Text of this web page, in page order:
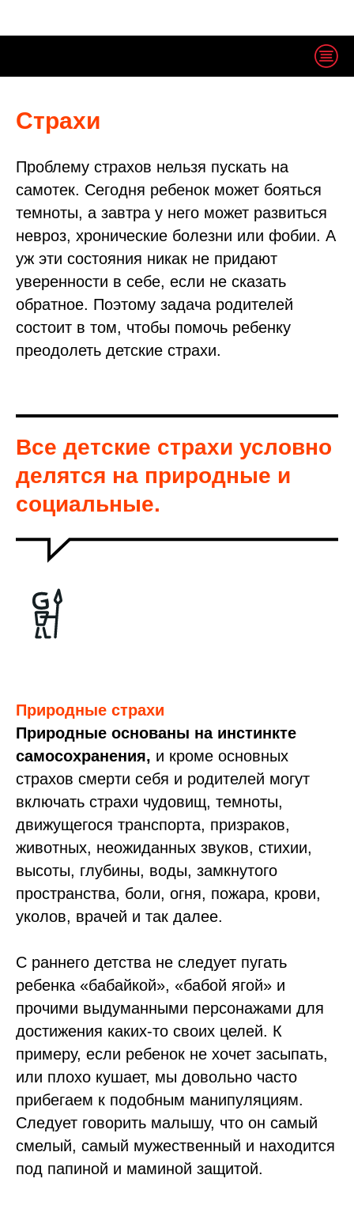
Страхи
Проблему страхов нельзя пускать на
самотек. Сегодня ребенок может бояться
темноты, а завтра у него может развиться
невроз, хронические болезни или фобии. А
уж эти состояния никак не придают
уверенности в себе, если не сказать
обратное. Поэтому задача родителей
состоит в том, чтобы помочь ребенку
преодолеть детские страхи.
Все детские страхи условно
делятся на природные и
социальные.
Природные страхи
Природные основаны на инстинкте
самосохранения, и кроме основных
страхов смерти себя и родителей могут
включать страхи чудовищ, темноты,
движущегося транспорта, призраков,
животных, неожиданных звуков, стихии,
высоты, глубины, воды, замкнутого
пространства, боли, огня, пожара, крови,
уколов, врачей и так далее.
С раннего детства не следует пугать
ребенка «бабайкой», «бабой ягой» и
прочими выдуманными персонажами для
достижения каких-то своих целей. К
примеру, если ребенок не хочет засыпать,
или плохо кушает, мы довольно часто
прибегаем к подобным манипуляциям.
Следует говорить малышу, что он самый
смелый, самый мужественный и находится
под папиной и маминой защитой.